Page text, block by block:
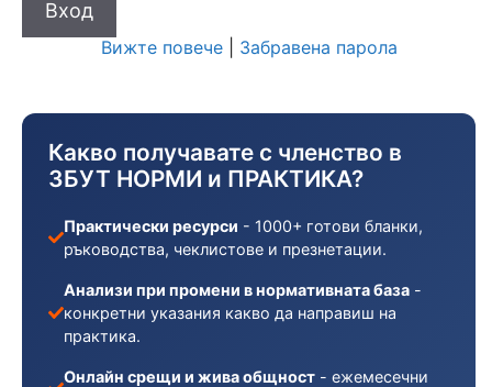
Вижте повече| Забравена парола
Какво получавате с членство в
ЗБУТ НОРМИ и ПРАКТИКА?
Практически ресурси - 1000+ готови бланки,
ръководства, чеклистове и презнетации.
Анализи при промени в нормативната база -
конкретни указания какво да направиш на
практика.
Онлайн срещи и жива общност - ежемесечни